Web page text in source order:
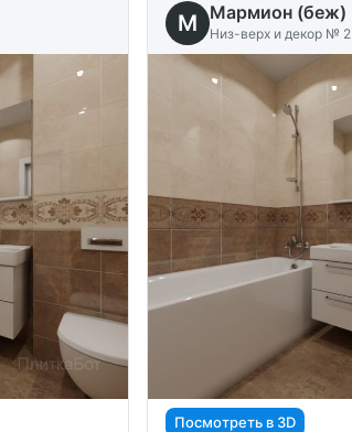
M Мармион (беж)
Низ-верх и декор № 2
Посмотреть в 3D